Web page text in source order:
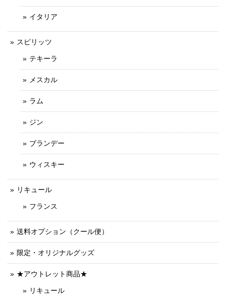
イタリア
スピリッツ
テキーラ
メスカル
ラム
ジン
ブランデー
ウィスキー
リキュール
フランス
送料オプション（クール便）
限定・オリジナルグッズ
★アウトレット商品★
リキュール